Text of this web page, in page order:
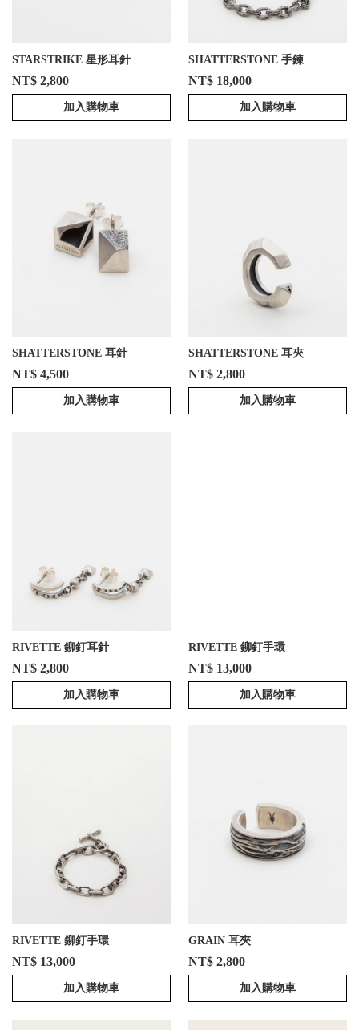
STARSTRIKE 星形耳針
NT$ 2,800
加入購物車
SHATTERSTONE 手鍊
NT$ 18,000
加入購物車
SHATTERSTONE 耳針
NT$ 4,500
加入購物車
SHATTERSTONE 耳夾
NT$ 2,800
加入購物車
RIVETTE 鉚釘耳針
NT$ 2,800
加入購物車
RIVETTE 鉚釘手環
NT$ 13,000
加入購物車
RIVETTE 鉚釘手環
NT$ 13,000
加入購物車
GRAIN 耳夾
NT$ 2,800
加入購物車